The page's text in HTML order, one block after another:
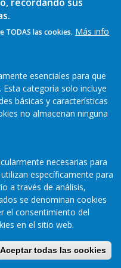
Aviso legal
Cookies
TODAS las cookies. Más info
esenciales para que
categoría solo incluye
básicas y características
no almacenan ninguna
necesarias para
específicamente para
a través de análisis,
se denominan cookies
el consentimiento del
en el sitio web.
Aceptar todas las cookies